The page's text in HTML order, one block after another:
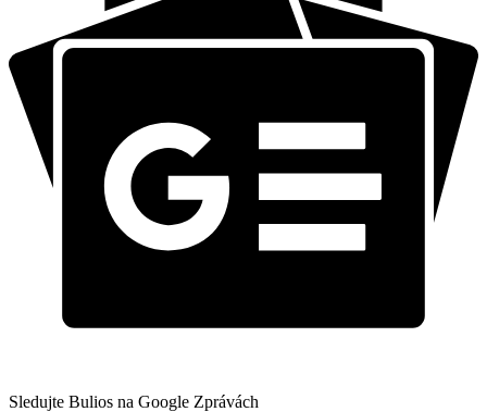
Sledujte Bulios na Google Zprávách